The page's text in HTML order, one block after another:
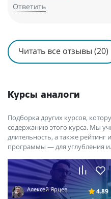
Ответить
Читать все отзывы (20)
Курсы аналоги
Подборка других курсов,
содержанию этого курса. Мы
длительность, а также
программы — для углубления
Алексей Ярцев
4.89